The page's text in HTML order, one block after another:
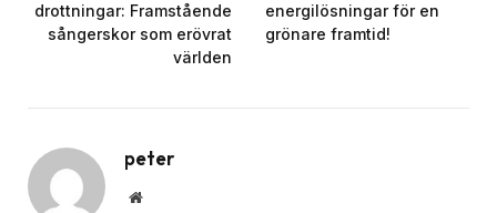
drottningar: Framstående
sångerskor som erövrat
världen
energilösningar för en
grönare framtid!
peter
Website